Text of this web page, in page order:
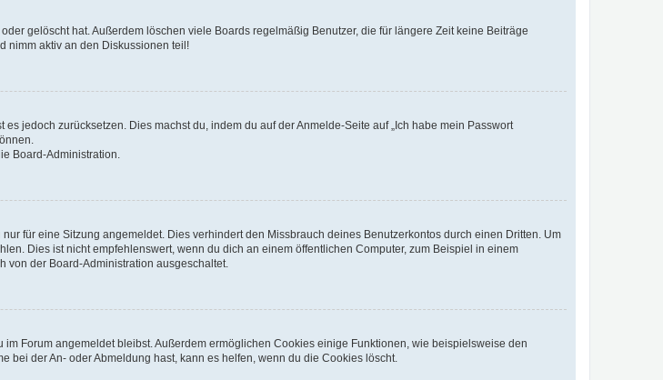
gelöscht hat. Außerdem löschen viele Boards regelmäßig Benutzer, die für längere Zeit keine Beiträge
nimm aktiv an den Diskussionen teil!
jedoch zurücksetzen. Dies machst du, indem du auf der Anmelde-Seite auf „Ich habe mein Passwort
Board-Administration.
für eine Sitzung angemeldet. Dies verhindert den Missbrauch deines Benutzerkontos durch einen Dritten. Um
Dies ist nicht empfehlenswert, wenn du dich an einem öffentlichen Computer, zum Beispiel in einem
von der Board-Administration ausgeschaltet.
Forum angemeldet bleibst. Außerdem ermöglichen Cookies einige Funktionen, wie beispielsweise den
bei der An- oder Abmeldung hast, kann es helfen, wenn du die Cookies löscht.